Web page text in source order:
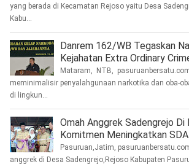
yang berada di Kecamatan Rejoso yaitu Desa
Kabu...
Danrem 162/WB Tegaskan
Kejahatan Extra Ordinary
Mataram, NTB,
meminimalisir penyalahgunaan narkotika dan oba-
di lingkun...
Omah Anggrek Sadengrejo Di
Komitmen Meningkatkan
Pasuruan,Jatim,
anggrek di Desa Sadengrejo,Rejoso Kabupaten